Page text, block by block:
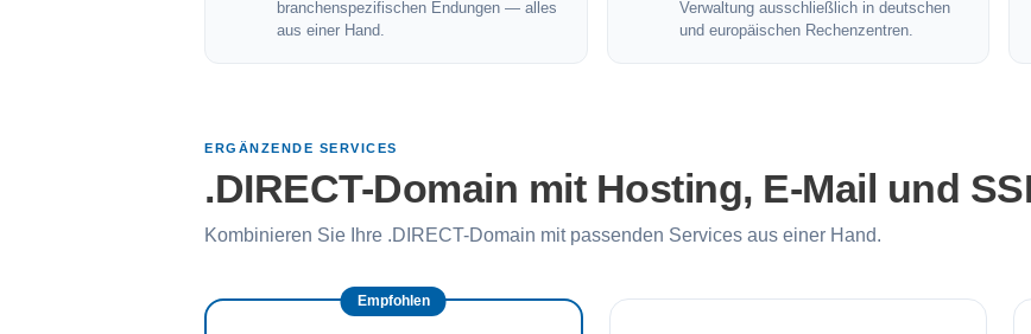
branchenspezifischen Endungen — alles
aus einer Hand.
Verwaltung ausschließlich in deutschen
und europäischen Rechenzentren.
ERGÄNZENDE SERVICES
.DIRECT-Domain mit Hosting, E-Mail und
Kombinieren Sie Ihre .DIRECT-Domain mit passenden Services aus einer Hand.
Empfohlen